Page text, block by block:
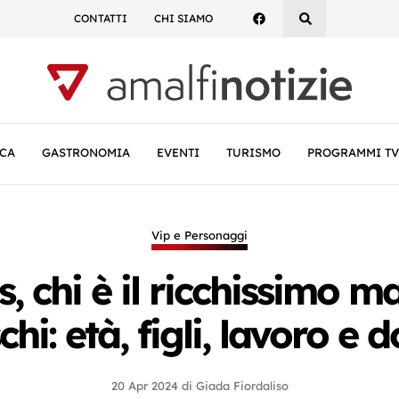
CONTATTI CHI SIAMO
GASTRONOMIA EVENTI TURISMO PROGRAMMI TV
Vip e Personaggi
chi è il ricchissimo
età, figli, lavoro e
20 Apr 2024 di Giada Fiordaliso